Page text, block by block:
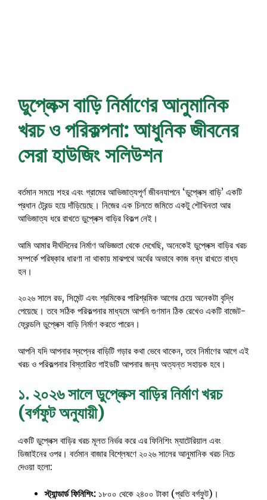
ডুপ্লেক্স বাড়ি নির্মাণের আনুমানিক
খরচ ও পরিকল্পনা: আধুনিক জীবনের
সেরা হাউজিং সলিউশন
বর্তমান সময়ে শহর এবং গ্রামের আভিজাত্যপূর্ণ জীবনযাপনে ‘ডুপ্লেক্স বাড়ি’ একটি
প্রধান ট্রেন্ড হয়ে দাঁড়িয়েছে। নিজের এক চিলতে জমিতে একটু শৌখিনতা আর
আভিজাত্য ধরে রাখতে ডুপ্লেক্স বাড়ির বিকল্প নেই।
আমি আমার দীর্ঘদিনের নির্মাণ অভিজ্ঞতা থেকে দেখেছি, অনেকেই ডুপ্লেক্স বাড়ির খরচ
সম্পর্কে পরিষ্কার ধারণা না থাকায় মাঝপথে অর্থের অভাবে কাজ বন্ধ রাখতে বাধ্য
হন।
২০২৬ সালে রড, সিমেন্ট এবং শ্রমিকের পারিশ্রমিক আগের চেয়ে অনেকটা বৃদ্ধি
পেয়েছে। তবে সঠিক পরিকল্পনার মাধ্যমে আপনি গুণমান ঠিক রেখেও একটি বাজেট-
ফ্রেন্ডলি ডুপ্লেক্স বাড়ি নির্মাণ করতে পারেন।
আপনি যদি আপনার স্বপ্নের বাড়িটি গড়ার কথা ভেবে থাকেন, তবে নির্মাণের আগে এই
খরচ ও পরিকল্পনার বিস্তারিত গাইডটি আপনার জন্য অত্যন্ত সহায়ক হবে।
১. ২০২৬ সালে ডুপ্লেক্স বাড়ির নির্মাণ খরচ
(বর্গফুট অনুযায়ী)
একটি ডুপ্লেক্স বাড়ির খরচ মূলত নির্ভর করে এর ফিনিশিং ম্যাটেরিয়াল এবং
ডিজাইনের ওপর। বর্তমান বাজার বিশ্লেষণে ২০২৬ সালের আনুমানিক খরচ নিচে
দেওয়া হলো:
স্ট্যান্ডার্ড ফিনিশিং: ১৮০০ থেকে ২৪০০ টাকা (প্রতি বর্গফুট)।